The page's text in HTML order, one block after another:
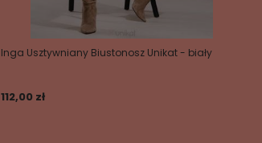
Inga Usztywniany Biustonosz Unikat - biały
112,00 zł